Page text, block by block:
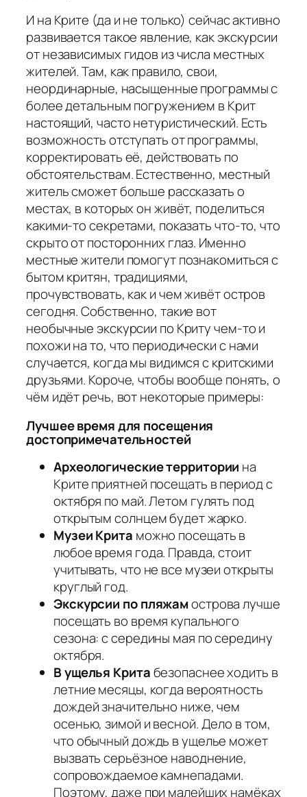
И на Крите (да и не только) сейчас активно
развивается такое явление, как экскурсии
от независимых гидов из числа местных
жителей. Там, как правило, свои,
неординарные, насыщенные программы с
более детальным погружением в Крит
настоящий, часто нетуристический. Есть
возможность отступать от программы,
корректировать её, действовать по
обстоятельствам. Естественно, местный
житель сможет больше рассказать о
местах, в которых он живёт, поделиться
какими-то секретами, показать что-то, что
скрыто от посторонних глаз. Именно
местные жители помогут познакомиться с
бытом критян, традициями,
прочувствовать, как и чем живёт остров
сегодня. Собственно, такие вот
необычные экскурсии по Криту чем-то и
похожи на то, что периодически с нами
случается, когда мы видимся с критскими
друзьями. Короче, чтобы вообще понять, о
чём идёт речь, вот некоторые примеры:
Лучшее время для посещения
достопримечательностей
Археологические территории на
Крите приятней посещать в период с
октября по май. Летом гулять под
открытым солнцем будет жарко.
Музеи Крита можно посещать в
любое время года. Правда, стоит
учитывать, что не все музеи открыты
круглый год.
Экскурсии по пляжамострова лучше
посещать во время купального
сезона: с середины мая по середину
октября.
В ущелья Критабезопаснее ходить в
летние месяцы, когда вероятность
дождей значительно ниже, чем
осенью, зимой и весной. Дело в том,
что обычный дождь в ущелье может
вызвать серьёзное наводнение,
сопровождаемое камнепадами.
Поэтому, даже при малейших намёках